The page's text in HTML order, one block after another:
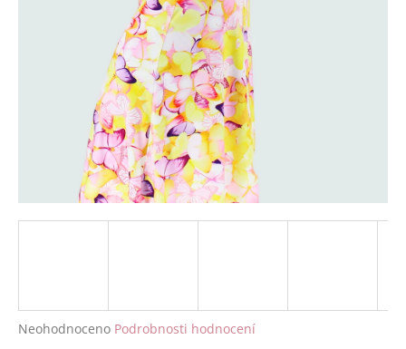
Průměrné
Neohodnoceno Podrobnosti hodnocení
o
p